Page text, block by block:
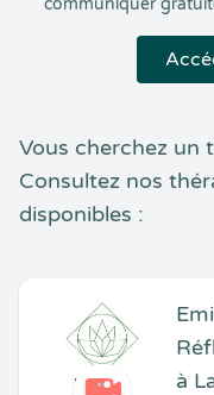
communiquer
Vous cherchez un
Consultez nos
disponibles :
à